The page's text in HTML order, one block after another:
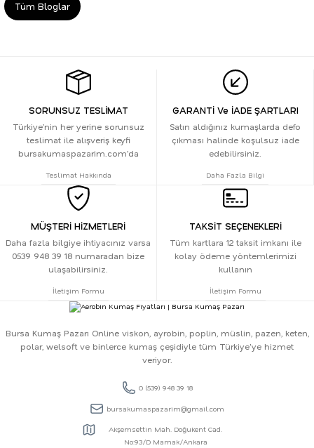
Tüm Bloglar
SORUNSUZ TESLİMAT
Türkiye’nin her yerine sorunsuz
teslimat ile alışveriş keyfi
bursakumaspazarim.com’da
Teslimat Hakkında
GARANTİ Ve İADE ŞARTLARI
Satın aldığınız kumaşlarda defo
çıkması halinde koşulsuz iade
edebilirsiniz.
Daha Fazla Bilgi
MÜŞTERİ HİZMETLERİ
Daha fazla bilgiye ihtiyacınız varsa
0539 948 39 18 numaradan bize
ulaşabilirsiniz.
İletişim Formu
TAKSİT SEÇENEKLERİ
Tüm kartlara 12 taksit imkanı ile
kolay ödeme yöntemlerimizi
kullanın
İletişim Formu
Bursa Kumaş Pazarı Online viskon, ayrobin, poplin, müslin, pazen, keten,
polar, welsoft ve binlerce kumaş çeşidiyle tüm Türkiye'ye hizmet
veriyor.
0 (539) 948 39 18
bursakumaspazarim@gmail.com
Akşemsettin Mah. Doğukent Cad.
No:93/D Mamak/Ankara